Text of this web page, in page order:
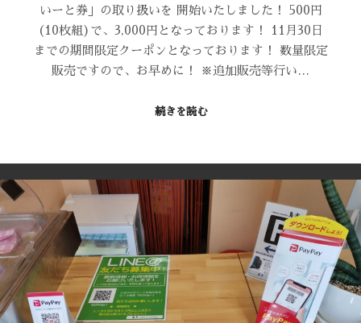
いーと券」の取り扱いを 開始いたしました！ 500円
(10枚組)で、3,000円となっております！ 11月30日
までの期間限定クーポンとなっております！ 数量限定
販売ですので、お早めに！ ※追加販売等行い…
続きを読む